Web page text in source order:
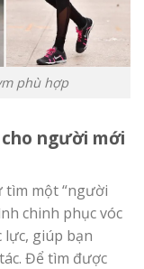
phù hợp
người mới
tìm một “người
chinh phục vóc
giúp bạn
Để tìm được